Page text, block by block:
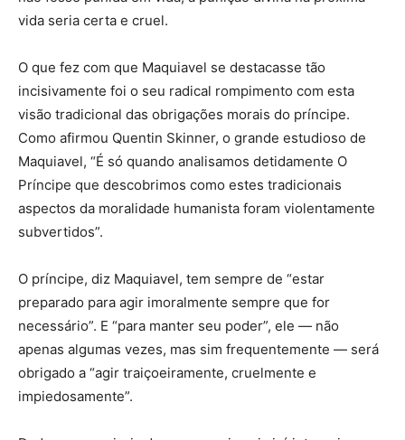
vida seria certa e cruel.
O que fez com que Maquiavel se destacasse tão
incisivamente foi o seu radical rompimento com esta
visão tradicional das obrigações morais do príncipe.
Como afirmou Quentin Skinner, o grande estudioso de
Maquiavel, “É só quando analisamos detidamente O
Príncipe que descobrimos como estes tradicionais
aspectos da moralidade humanista foram violentamente
subvertidos”.
O príncipe, diz Maquiavel, tem sempre de “estar
preparado para agir imoralmente sempre que for
necessário”. E “para manter seu poder”, ele — não
apenas algumas vezes, mas sim frequentemente — será
obrigado a “agir traiçoeiramente, cruelmente e
impiedosamente”.